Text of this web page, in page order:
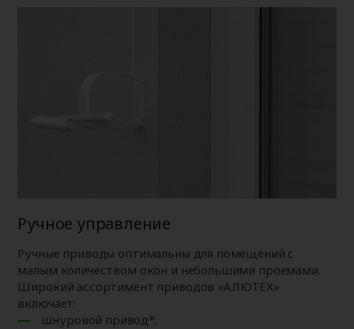
Ручное управление
Ручные приводы оптимальны для помещений с
малым количеством окон и небольшими проемами.
Широкий ассортимент приводов «АЛЮТЕХ»
включает:
шнуровой привод*;